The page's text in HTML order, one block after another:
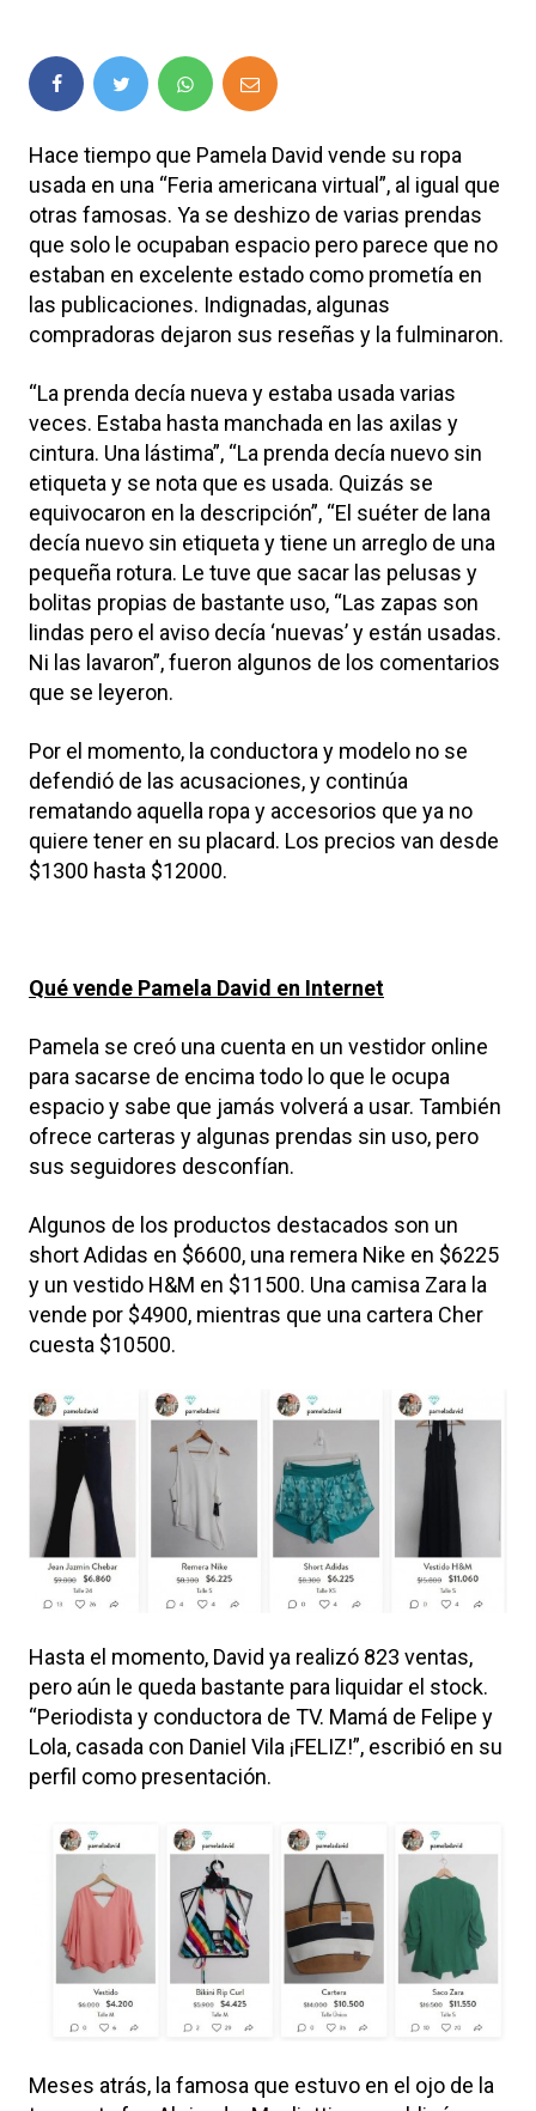
Hace tiempo que Pamela David vende su ropa
usada en una “Feria americana virtual”, al igual que
otras famosas. Ya se deshizo de varias prendas
que solo le ocupaban espacio pero parece que no
estaban en excelente estado como prometía en
las publicaciones. Indignadas, algunas
compradoras dejaron sus reseñas y la fulminaron.
“La prenda decía nueva y estaba usada varias
veces. Estaba hasta manchada en las axilas y
cintura. Una lástima”, “La prenda decía nuevo sin
etiqueta y se nota que es usada. Quizás se
equivocaron en la descripción”, “El suéter de lana
decía nuevo sin etiqueta y tiene un arreglo de una
pequeña rotura. Le tuve que sacar las pelusas y
bolitas propias de bastante uso, “Las zapas son
lindas pero el aviso decía ‘nuevas’ y están usadas.
Ni las lavaron”, fueron algunos de los comentarios
que se leyeron.
Por el momento, la conductora y modelo no se
defendió de las acusaciones, y continúa
rematando aquella ropa y accesorios que ya no
quiere tener en su placard. Los precios van desde
$1300 hasta $12000.
Qué vende Pamela David en Internet
Pamela se creó una cuenta en un vestidor online
para sacarse de encima todo lo que le ocupa
espacio y sabe que jamás volverá a usar. También
ofrece carteras y algunas prendas sin uso, pero
sus seguidores desconfían.
Algunos de los productos destacados son un
short Adidas en $6600, una remera Nike en $6225
y un vestido H&M en $11500. Una camisa Zara la
vende por $4900, mientras que una cartera Cher
cuesta $10500.
Hasta el momento, David ya realizó 823 ventas,
pero aún le queda bastante para liquidar el stock.
“Periodista y conductora de TV. Mamá de Felipe y
Lola, casada con Daniel Vila ¡FELIZ!”, escribió en su
perfil como presentación.
Meses atrás, la famosa que estuvo en el ojo de la